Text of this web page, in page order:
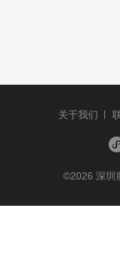
关于我们
©2026 深圳